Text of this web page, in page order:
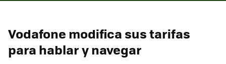
Vodafone modifica sus tarifas
para hablar y navegar